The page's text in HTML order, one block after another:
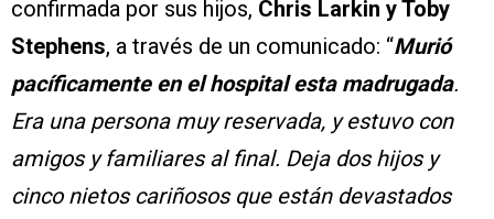
confirmada por sus hijos, Chris Larkin y Toby
Stephens, a través de un comunicado: “Murió
pacíficamente en el hospital esta madrugada.
Era una persona muy reservada, y estuvo con
amigos y familiares al final. Deja dos hijos y
cinco nietos cariñosos que están devastados